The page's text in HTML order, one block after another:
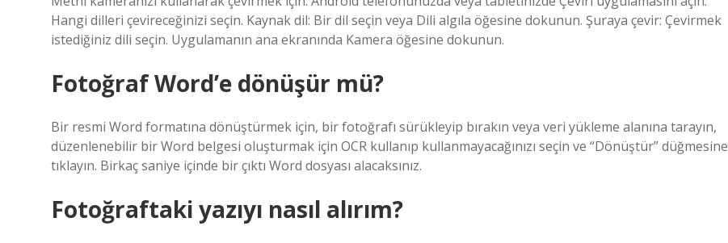
Hangi dilleri çevireceğinizi seçin. Kaynak dil: Bir dil seçin veya Dili algıla öğesine dokunun. Şuraya çevir: Çevirmek
istediğiniz dili seçin. Uygulamanın ana ekranında Kamera öğesine dokunun.
Fotoğraf Word’e dönüşür mü?
Bir resmi Word formatına dönüştürmek için, bir fotoğrafı sürükleyip bırakın veya veri yükleme alanına tarayın,
düzenlenebilir bir Word belgesi oluşturmak için OCR kullanıp kullanmayacağınızı seçin ve “Dönüştür” düğmesine
tıklayın. Birkaç saniye içinde bir çıktı Word dosyası alacaksınız.
Fotoğraftaki yazıyı nasıl alırım?